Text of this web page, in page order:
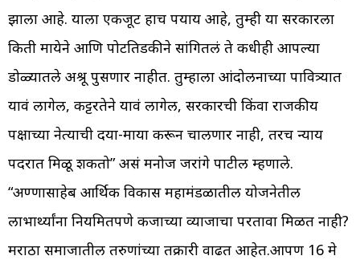
झाला आहे. याला एकजूट हाच पर्याय आहे, तुम्ही या सरकारला
किती मायेने आणि पोटतिडकीने सांगितलं ते कधीही आपल्या
डोळ्यातले अश्रू पुसणार नाहीत. तुम्हाला आंदोलनाच्या पावित्र्यात
यावं लागेल, कट्टरतेने यावं लागेल, सरकारची किंवा राजकीय
पक्षाच्या नेत्याची दया-माया करून चालणार नाही, तरच न्याय
पदरात मिळू शकतो” असं मनोज जरांगे पाटील म्हणाले.
“अण्णासाहेब आर्थिक विकास महामंडळातील योजनेतील
लाभार्थ्यांना नियमितपणे कर्जाच्या व्याजाचा परतावा मिळत नाही?
मराठा समाजातील तरुणांच्या तक्रारी वाढत आहेत.आपण 16 मे